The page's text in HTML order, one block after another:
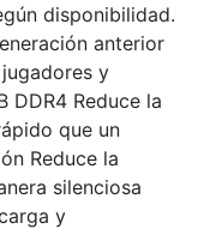
disponibilidad.
anterior
y
DDR4 Reduce la
que un
Reduce la
silenciosa
y